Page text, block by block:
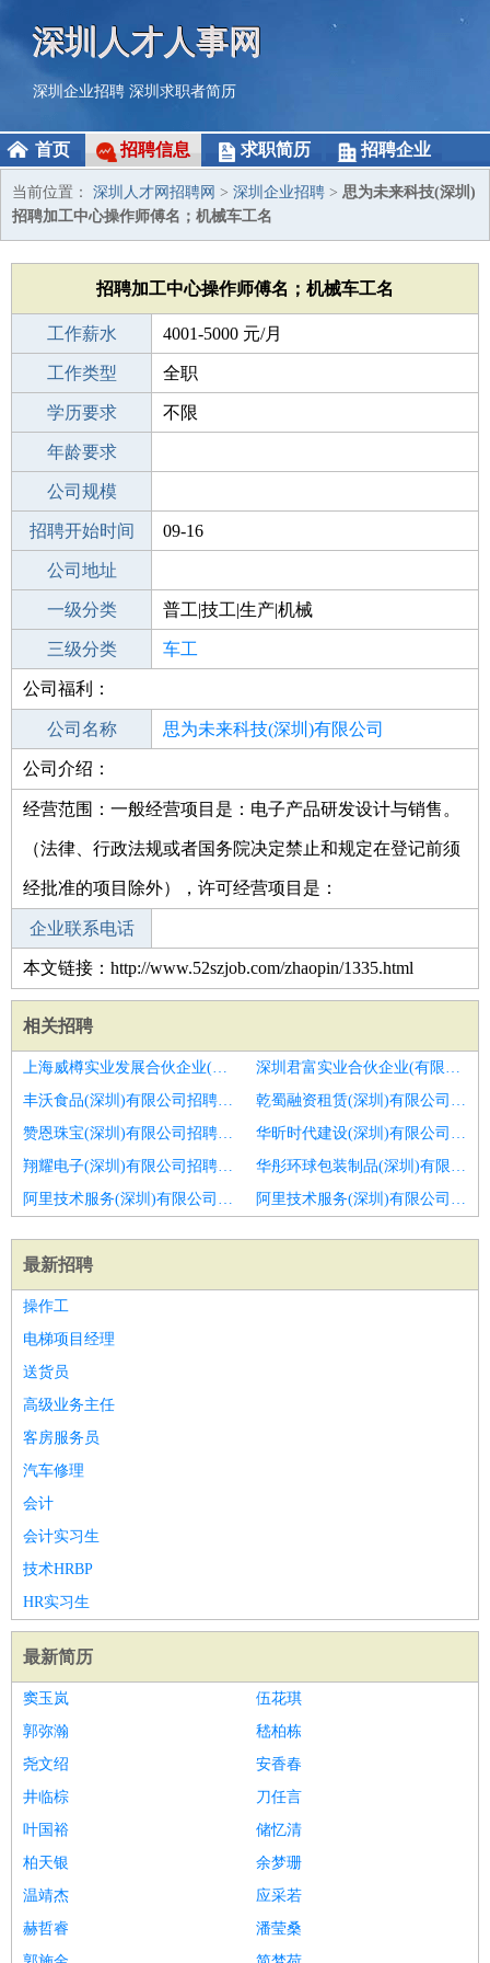
深圳人才人事网
深圳企业招聘 深圳求职者简历
首页 招聘信息 求职简历 招聘企业
当前位置： 深圳人才网招聘网 > 深圳企业招聘 > 思为未来科技(深圳)
招聘加工中心操作师傅名；机械车工名
招聘加工中心操作师傅名；机械车工名
工作薪水 4001-5000 元/月
招聘人数 2人
工作类型 全职
性别要求 -
学历要求 不限
工作经验
年龄要求
工作地点
公司规模
公司电话
招聘开始时间 09-16
招聘结束时间
公司地址
一级分类 普工|技工|生产|机械
二级分类 普工/技工
三级分类 车工
其他行业
公司福利：
公司名称 思为未来科技(深圳)有限公司
公司类型
公司介绍：
经营范围：一般经营项目是：电子产品研发设计与销售。
（法律、行政法规或者国务院决定禁止和规定在登记前须
经批准的项目除外），许可经营项目是：
企业联系电话
本文链接：http://www.52szjob.com/zhaopin/1335.html
相关招聘
上海威樽实业发展合伙企业(有限合伙)招聘滨州市普车车工招聘
深圳君富实业合伙企业(有限合伙)招聘起重工
丰沃食品(深圳)有限公司招聘潍坊市招聘磨床工3
乾蜀融资租赁(深圳)有限公司招聘枣庄市招聘车工男3
赞恩珠宝(深圳)有限公司招聘莱芜市招聘普车工男3
华昕时代建设(深圳)有限公司招聘数控车工
翔耀电子(深圳)有限公司招聘数控车床师傅
华彤环球包装制品(深圳)有限公司招聘挡车工
阿里技术服务(深圳)有限公司招聘装车工
阿里技术服务(深圳)有限公司招聘拉车工
最新招聘
操作工
电梯项目经理
送货员
高级业务主任
客房服务员
汽车修理
会计
会计实习生
技术HRBP
HR实习生
最新简历
窦玉岚
伍花琪
郭弥瀚
嵇柏栋
尧文绍
安香春
井临棕
刀任言
叶国裕
储忆清
柏天银
余梦珊
温靖杰
应采若
赫哲睿
潘莹桑